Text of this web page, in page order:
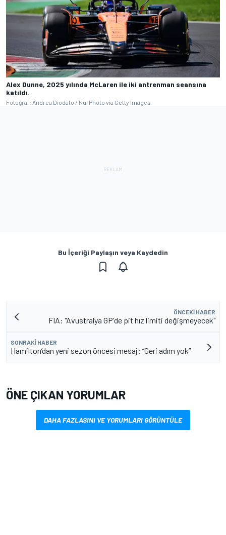
Alex Dunne, 2025 yılında McLaren ile iki antrenman seansına
katıldı.
Fotoğraf: Andrea Diodato / NurPhoto via Getty Images
Bu İçeriği Paylaşın veya Kaydedin
ÖNCEKI HABER
FIA: "Avustralya GP'de pit hız limiti değişmeyecek"
SONRAKI HABER
Hamilton’dan yeni sezon öncesi mesaj: “Geri adım yok”
ÖNE ÇIKAN YORUMLAR
DAHA FAZLASINI VE YORUMLARI GÖRÜNTÜLE